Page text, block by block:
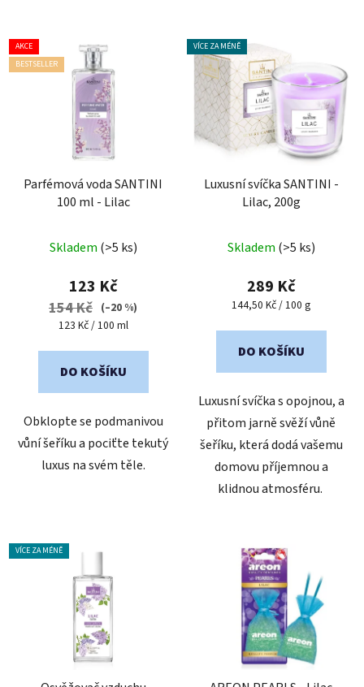
AKCE
BESTSELLER
Parfémová voda SANTINI
100 ml - Lilac
hodnocení
produktu
je
4,1
5
Skladem (>5 ks)
123 Kč
154 Kč (–20 %)
Měrná
123 Kč / 100 ml
DO KOŠÍKU
Obklopte se podmanivou
vůní šeříku a pociťte tekutý
luxus na svém těle.
VÍCE ZA MÉNĚ
Luxusní svíčka SANTINI -
Lilac, 200g
Skladem (>5 ks)
289 Kč
Měrná
144,50 Kč / 100 g
DO KOŠÍKU
Luxusní svíčka s opojnou, a
přitom jarně svěží vůně
šeříku, která dodá vašemu
domovu příjemnou a
klidnou atmosféru.
VÍCE ZA MÉNĚ